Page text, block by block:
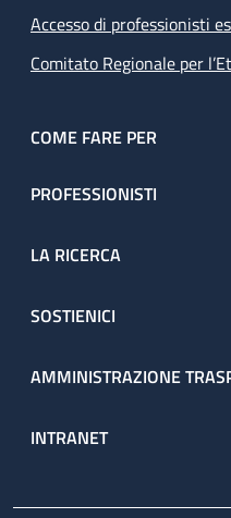
Accesso di professionisti
Comitato Regionale per
COME FARE PER
PROFESSIONISTI
LA RICERCA
SOSTIENICI
AMMINISTRAZIONE
INTRANET